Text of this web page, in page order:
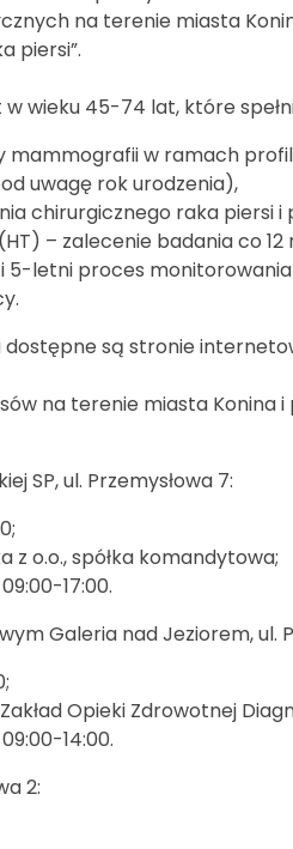
na terenie miasta
piersi”.
wieku 45-74 lat, które
mammografii w ramach
uwagę rok urodzenia),
chirurgicznego raka piersi
– zalecenie badania co 12
5-letni proces
dostępne są stronie
na terenie miasta Konina
SP, ul. Przemysłowa 7:
z o.o., spółka komandytowa;
17:00.
Galeria nad Jeziorem, ul.
Opieki Zdrowotnej
14:00.
2: